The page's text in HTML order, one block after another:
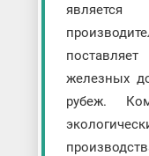
железных
рубеж.